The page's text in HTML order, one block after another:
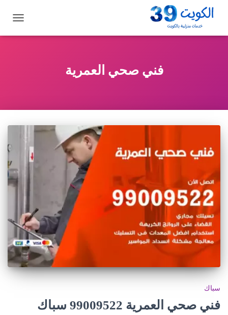
التنقل
فني صحي العمرية
سباك
فني صحي العمرية 99009522 سباك